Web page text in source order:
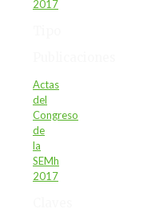
2017
Actas
del
Congreso
de
la
SEMh
2017